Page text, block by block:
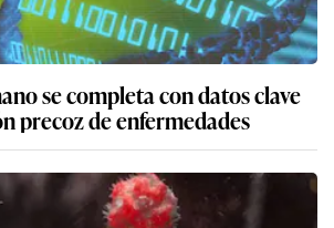
se completa con datos clave
precoz de enfermedades